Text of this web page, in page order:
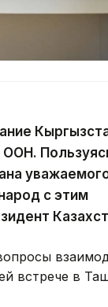
с этим
встрече в